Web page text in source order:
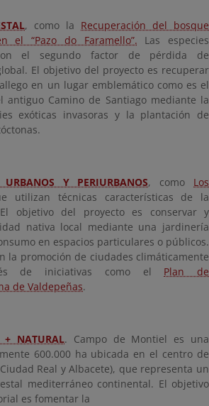
, como la Recuperación del bosque
el “Pazo do Faramello”. Las especies
el segundo factor de pérdida de
El objetivo del proyecto es recuperar
en un lugar emblemático como es el
antiguo Camino de Santiago mediante la
exóticas invasoras y la plantación de
URBANOS Y PERIURBANOS, como Los
utilizan técnicas características de la
objetivo del proyecto es conservar y
nativa local mediante una jardinería
en espacios particulares o públicos.
la promoción de ciudades climáticamente
de iniciativas como el Plan de
de Valdepeñas.
+ NATURAL. Campo de Montiel es una
600.000 ha ubicada en el centro de
Real y Albacete), que representa un
mediterráneo continental. El objetivo
es fomentar la